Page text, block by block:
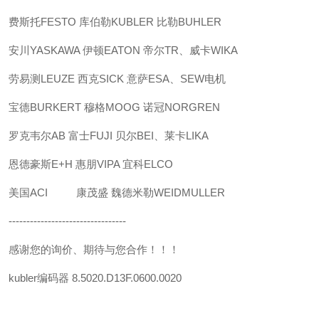
费斯托FESTO 库伯勒KUBLER 比勒BUHLER
安川YASKAWA 伊顿EATON 帝尔TR、威卡WIKA
劳易测LEUZE 西克SICK 意萨ESA、SEW电机
宝德BURKERT 穆格MOOG 诺冠NORGREN
罗克韦尔AB 富士FUJI 贝尔BEI、莱卡LIKA
恩德豪斯E+H 惠朋VIPA 宜科ELCO
美国ACI 康茂盛 魏德米勒WEIDMULLER
---------------------------------
感谢您的询价、期待与您合作！！！
kubler编码器 8.5020.D13F.0600.0020